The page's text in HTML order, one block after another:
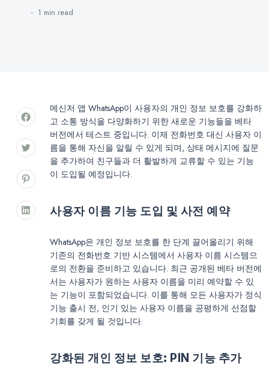
1 min read
메신저 앱 WhatsApp이 사용자의 개인 정보 보호를 강화하
고 소통 방식을 다양화하기 위한 새로운 기능들을 베타
버전에서 테스트 중입니다. 이제 전화번호 대신 사용자 이
름을 통해 자신을 알릴 수 있게 되며, 상태 메시지에 질문
을 추가하여 친구들과 더 활발하게 교류할 수 있는 기능
이 도입될 예정입니다.
사용자 이름 기능 도입 및 사전 예약
WhatsApp은 개인 정보 보호를 한 단계 끌어올리기 위해
기존의 전화번호 기반 시스템에서 사용자 이름 시스템으
로의 전환을 준비하고 있습니다. 최근 공개된 베타 버전에
서는 사용자가 원하는 사용자 이름을 미리 예약할 수 있
는 기능이 포함되었습니다. 이를 통해 모든 사용자가 정식
기능 출시 전, 인기 있는 사용자 이름을 공평하게 선점할
기회를 갖게 될 것입니다.
강화된 개인 정보 보호: PIN 기능 추가